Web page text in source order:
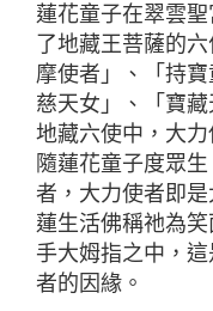
蓮花童子在翠雲
了地藏王菩薩的
摩使者」、「持
慈天女」、「寶
地藏六使中，大
隨蓮花童子度眾
者，大力使者即
蓮生活佛稱祂為
手大姆指之中，
者的因緣。